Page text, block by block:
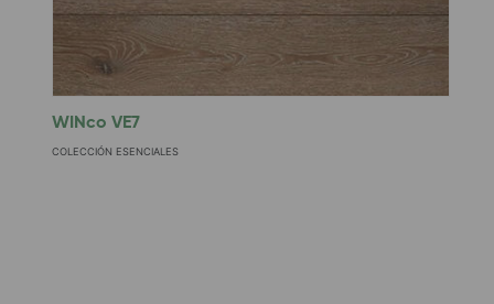
WINco VE7
COLECCIÓN ESENCIALES